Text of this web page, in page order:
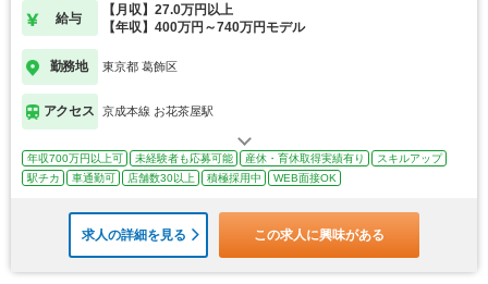
給与
【月収】27.0万円以上
【年収】400万円～740万円モデル
勤務地 東京都 葛飾区
アクセス 京成本線 お花茶屋駅
年収700万円以上可 未経験者も応募可能 産休・育休取得実績有り
スキルアップ
駅チカ
車通勤可 店舗数30以上 積極採用中 WEB面接OK
求人の詳細を見る この求人に興味がある